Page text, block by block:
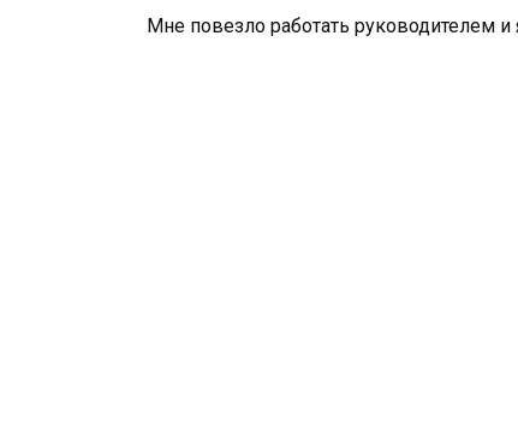
Мне повезло работать руководителем